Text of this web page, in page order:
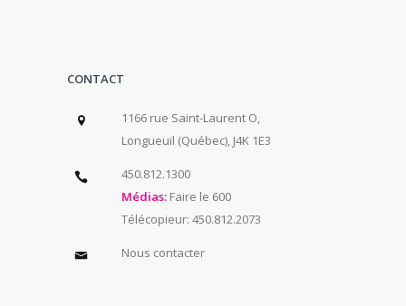
CONTACT
1166 rue Saint-Laurent O,
Longueuil (Québec), J4K 1E3
450.812.1300
Médias: Faire le 600
Télécopieur: 450.812.2073
Nous contacter